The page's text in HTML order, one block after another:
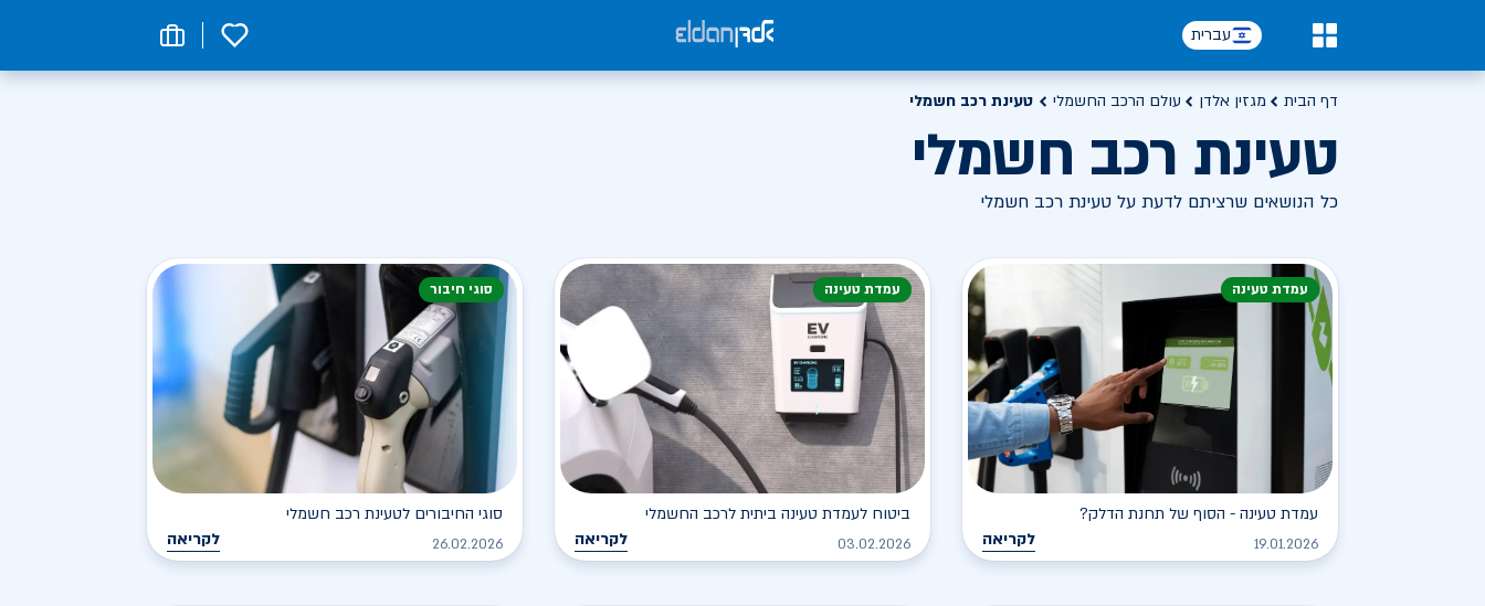
עברית 0
דף הבית מגזין אלדן עולם הרכב החשמלי טעינת רכב חשמלי
טעינת רכב חשמלי
כל הנושאים שרציתם לדעת על טעינת רכב חשמלי
עמדת טעינה
עמדת טעינה - הסוף של תחנת הדלק?
19.01.2026 לקריאה
עמדת טעינה
ביטוח לעמדת טעינה ביתית לרכב החשמלי
03.02.2026 לקריאה
סוגי חיבור
סוגי החיבורים לטעינת רכב חשמלי
26.02.2026 לקריאה